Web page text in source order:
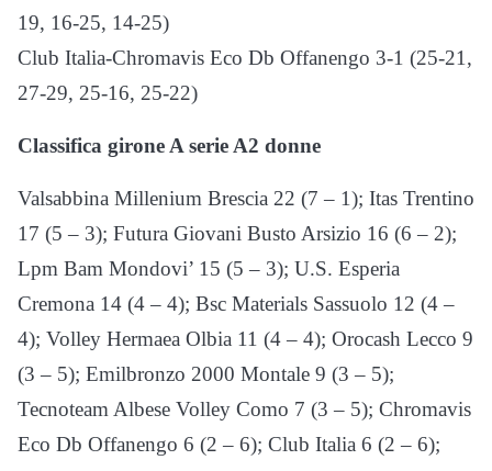
19, 16-25, 14-25)
Club Italia-Chromavis Eco Db Offanengo 3-1 (25-21,
27-29, 25-16, 25-22)
Classifica girone A serie A2 donne
Valsabbina Millenium Brescia 22 (7 – 1); Itas Trentino
17 (5 – 3); Futura Giovani Busto Arsizio 16 (6 – 2);
Lpm Bam Mondovi’ 15 (5 – 3); U.S. Esperia
Cremona 14 (4 – 4); Bsc Materials Sassuolo 12 (4 –
4); Volley Hermaea Olbia 11 (4 – 4); Orocash Lecco 9
(3 – 5); Emilbronzo 2000 Montale 9 (3 – 5);
Tecnoteam Albese Volley Como 7 (3 – 5); Chromavis
Eco Db Offanengo 6 (2 – 6); Club Italia 6 (2 – 6);